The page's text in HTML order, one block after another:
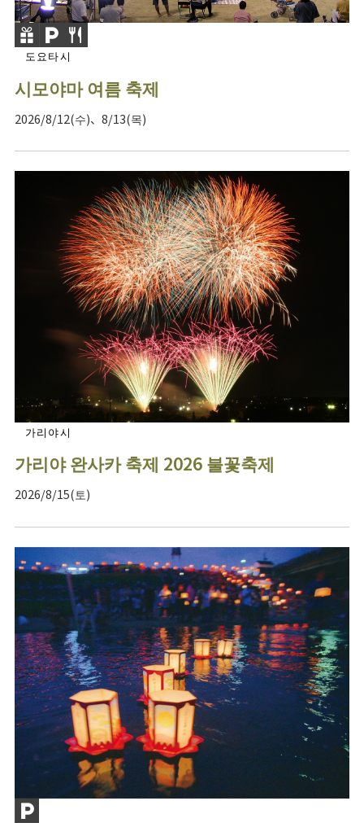
도요타시
시모야마 여름 축제
2026/8/12(수)、8/13(목)
가리야시
가리야 완사카 축제 2026 불꽃축제
2026/8/15(토)